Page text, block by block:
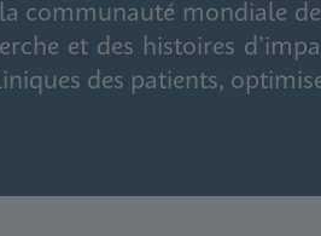
communauté mondiale
et des histoires
des patients,